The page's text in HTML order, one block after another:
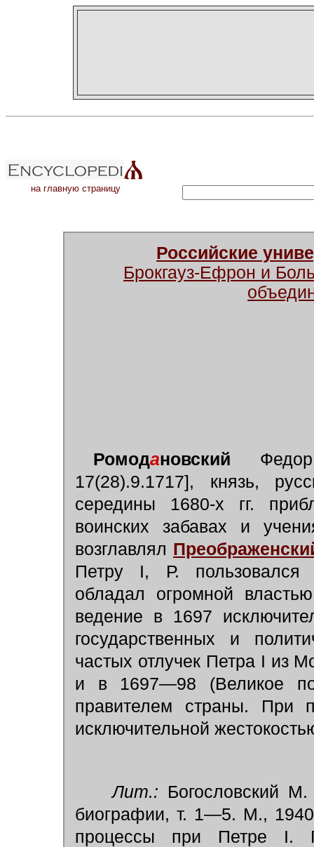
на главную страницу
Российские
Брокгауз-Ефрон и
Ромодановский
17(28).9.1717], князь,
середины 1680-х гг.
воинских забавах и
возглавлял
Петру I, Р. пользовался
обладал огромной
ведение в 1697
государственных и
частых отлучек Петра I из
и в 1697—98 (Великое
правителем страны. При
исключительной
Лит.: Богословский
биографии, т. 1—5. М.,
процессы при Петре I.